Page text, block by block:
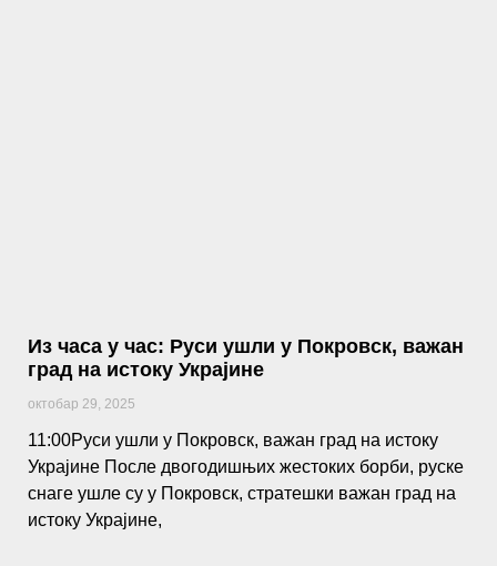
Из часа у час: Руси ушли у Покровск, важан
град на истоку Украјине
октобар 29, 2025
11:00Руси ушли у Покровск, важан град на истоку
Украјине После двогодишњих жестоких борби, руске
снаге ушле су у Покровск, стратешки важан град на
истоку Украјине,